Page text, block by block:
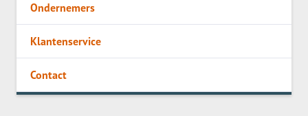
Ondernemers
Klantenservice
Contact